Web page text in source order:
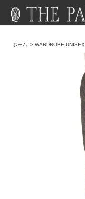
ホーム >WARDROBE UNISEX